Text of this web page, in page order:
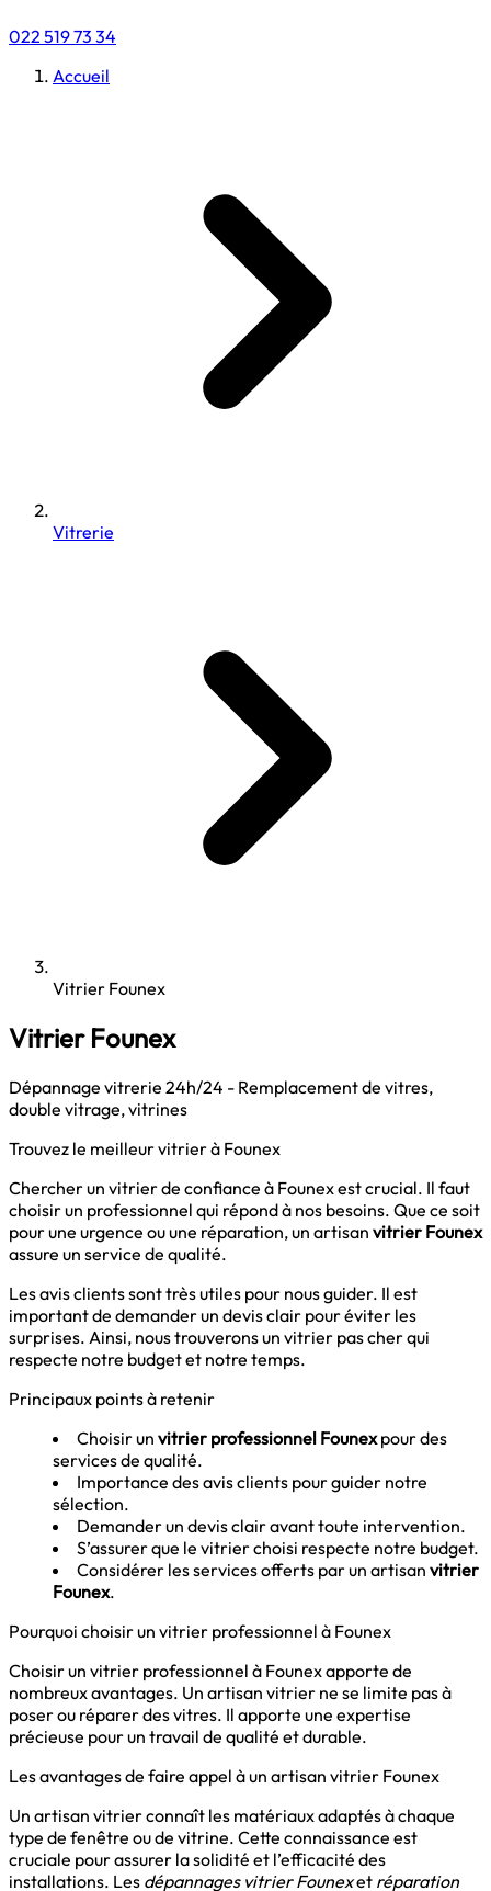
022 519 73 34
Accueil
Vitrerie
Vitrier Founex
Vitrier Founex
Dépannage vitrerie 24h/24 - Remplacement de vitres,
double vitrage, vitrines
Trouvez le meilleur vitrier à Founex
Chercher un vitrier de confiance à Founex est crucial. Il faut
choisir un professionnel qui répond à nos besoins. Que ce soit
pour une urgence ou une réparation, un artisan vitrier Founex
assure un service de qualité.
Les avis clients sont très utiles pour nous guider. Il est
important de demander un devis clair pour éviter les
surprises. Ainsi, nous trouverons un vitrier pas cher qui
respecte notre budget et notre temps.
Principaux points à retenir
Choisir un vitrier professionnel Founexpour des
services de qualité.
Importance des avis clients pour guider notre
sélection.
Demander un devis clair avant toute intervention.
S’assurer que le vitrier choisi respecte notre budget.
Considérer les services offerts par un artisan vitrier
Founex.
Pourquoi choisir un vitrier professionnel à Founex
Choisir un vitrier professionnel à Founex apporte de
nombreux avantages. Un artisan vitrier ne se limite pas à
poser ou réparer des vitres. Il apporte une expertise
précieuse pour un travail de qualité et durable.
Les avantages de faire appel à un artisan vitrier Founex
Un artisan vitrier connaît les matériaux adaptés à chaque
type de fenêtre ou de vitrine. Cette connaissance est
cruciale pour assurer la solidité et l’efficacité des
installations. Les dépannages vitrier Founexet réparation